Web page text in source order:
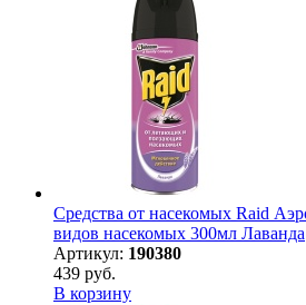
Средства от насекомых Raid
видов насекомых 300мл Лаванда
Артикул: 190380
439 руб.
В корзину